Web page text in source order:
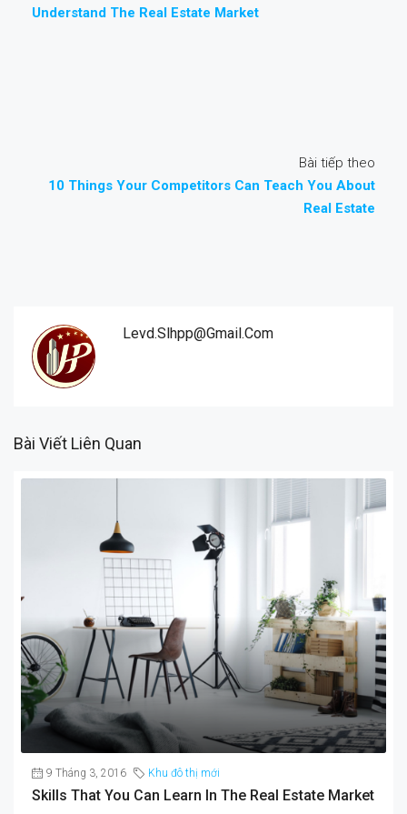
Understand The Real Estate Market
Bài tiếp theo
10 Things Your Competitors Can Teach You About
Real Estate
Levd.slhpp@gmail.com
Bài Viết Liên Quan
9 Tháng 3, 2016 Khu đô thị mới
Skills That You Can Learn In The Real Estate Market